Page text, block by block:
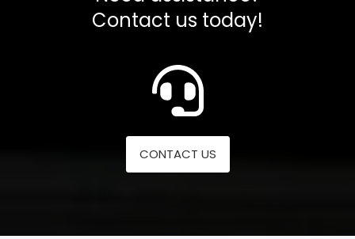
Contact us today!
CONTACT US